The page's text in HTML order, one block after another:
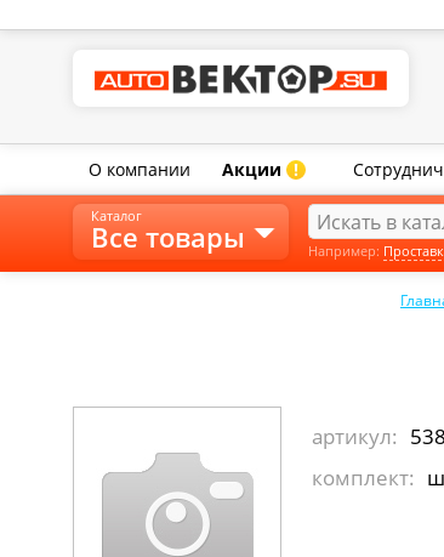
О компании Акции !
артикул:
комплект:
Каталог
Все товары Например: